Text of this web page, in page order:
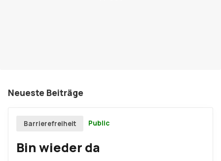
Neueste Beiträge
Barrierefreiheit Public
Bin wieder da